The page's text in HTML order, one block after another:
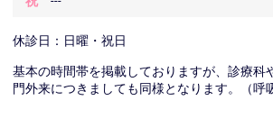
休診日：日曜・祝日
基本の時間帯を掲載しておりますが、診療
門外来につきましても同様となります。（